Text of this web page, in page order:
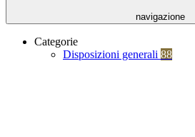
navigazione
Categorie
Disposizioni generali 88